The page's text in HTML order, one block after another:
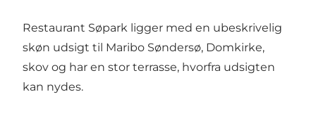
Restaurant Søpark ligger med en ubeskrivelig
skøn udsigt til Maribo Søndersø, Domkirke,
skov og har en stor terrasse, hvorfra udsigten
kan nydes.